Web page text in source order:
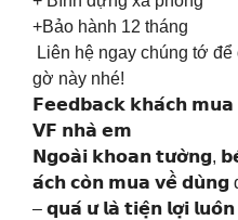
+Bảo hành 12 tháng
Liên hệ ngay chúng tớ
gờ này nhé!
𝗙𝗲𝗲𝗱𝗯𝗮𝗰𝗸 𝗸𝗵𝗮́𝗰𝗵
𝗩𝗙 𝗻𝗵𝗮̀ 𝗲𝗺
𝗡𝗴𝗼𝗮̀𝗶 𝗸𝗵𝗼𝗮𝗻 𝘁𝘂̛𝗼̛̀𝗻𝗴,
𝗮́𝗰𝗵 𝗰𝗼̀𝗻 𝗺𝘂𝗮 𝘃𝗲̂̀ 𝗱𝘂̀𝗻𝗴
– 𝗾𝘂𝗮́ 𝘂̛ 𝗹𝗮̀ 𝘁𝗶𝗲̣̂𝗻 𝗹𝗼̛̣𝗶 𝗹𝘂𝗼̂𝗻